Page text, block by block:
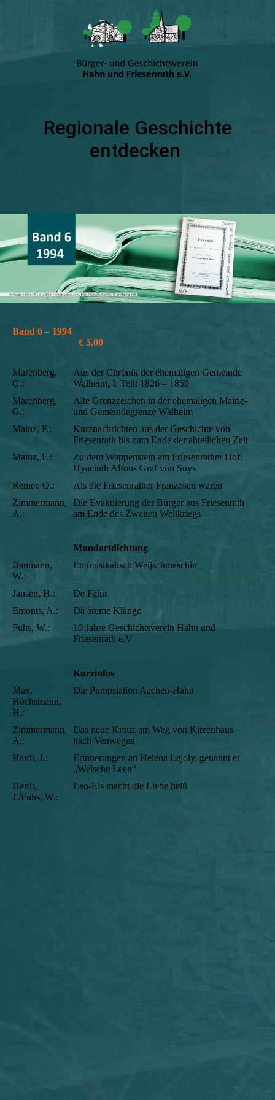
Regionale Geschichte
entdecken
Band 6 – 1994
€ 5,00
Marenberg,
G.:
Aus der Chronik der ehemaligen Gemeinde
Walheim, I. Teil: 1826 – 1850
Marenberg,
G.:
Alte Grenzzeichen in der ehemaligen Mairie-
und Gemeindegrenze Walheim
Mainz, F.:
Kurznachrichten aus der Geschichte von
Friesenrath bis zum Ende der abteilichen Zeit
Mainz, F.:
Zu dem Wappenstein am Friesenrather Hof:
Hyacinth Alfons Graf von Suys
Remer, O.:
Als die Friesenrather Franzosen waren
Zimmermann,
A.:
Die Evakuierung der Bürger aus Friesenrath
am Ende des Zweiten Weltkriegs
Mundartdichtung
Baumann,
W.:
En musikalisch Weijschmaschin
Jansen, H.:
De Fahn
Emonts, A.:
Dä äreme Klänge
Fuhs, W.:
10 Jahre Geschichtsverein Hahn und
Friesenrath e.V
Kurzinfos
Max,
Hochsmann,
H.:
Die Pumpstation Aachen-Hahn
Zimmermann,
A.:
Das neue Kreuz am Weg von Kitzenhaus
nach Venwegen
Hardt, J.:
Erinnerungen an Helena Lejoly, genannt et
„Welsche Leen“
Hardt,
J./Fuhs, W.:
Leo-Eis macht die Liebe heiß